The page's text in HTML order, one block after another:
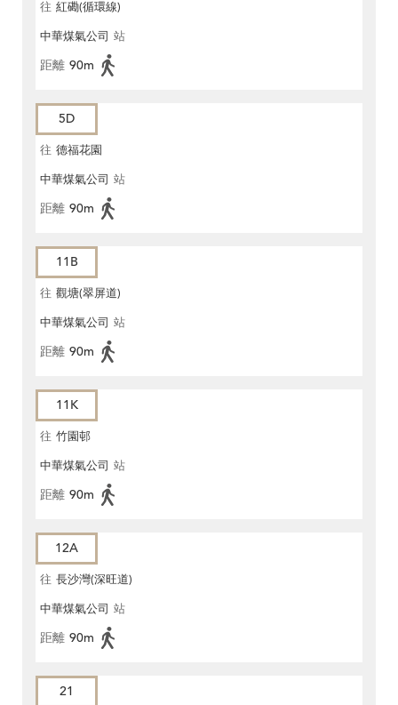
往 紅磡(循環線)
中華煤氣公司 站
距離 90m
5D
往 德福花園
中華煤氣公司 站
距離 90m
11B
往 觀塘(翠屏道)
中華煤氣公司 站
距離 90m
11K
往 竹園邨
中華煤氣公司 站
距離 90m
12A
往 長沙灣(深旺道)
中華煤氣公司 站
距離 90m
21